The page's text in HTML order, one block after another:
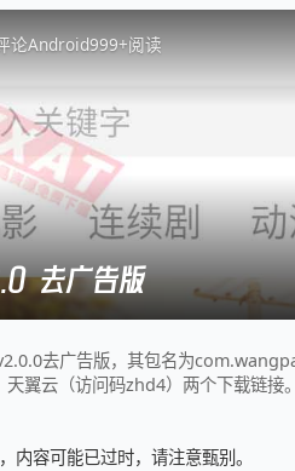
论Android999+阅读
去广告版
去广告版，其包名为
翼云（访问码zhd4）两个下载链接。
内容可能已过时，请注意甄别。